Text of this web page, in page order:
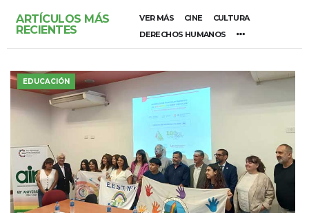
ARTÍCULOS MÁS
RECIENTES
VER MÁS CINE
CULTURA
DERECHOS HUMANOS
EDUCACIÓN